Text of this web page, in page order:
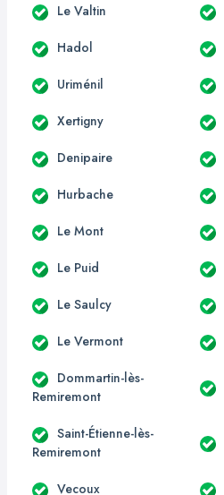
Le Valtin
Hadol
Uriménil
Xertigny
Denipaire
Hurbache
Le Mont
Le Puid
Le Saulcy
Le Vermont
Dommartin-lès-
Remiremont
Saint-Étienne-lès-
Remiremont
Vecoux